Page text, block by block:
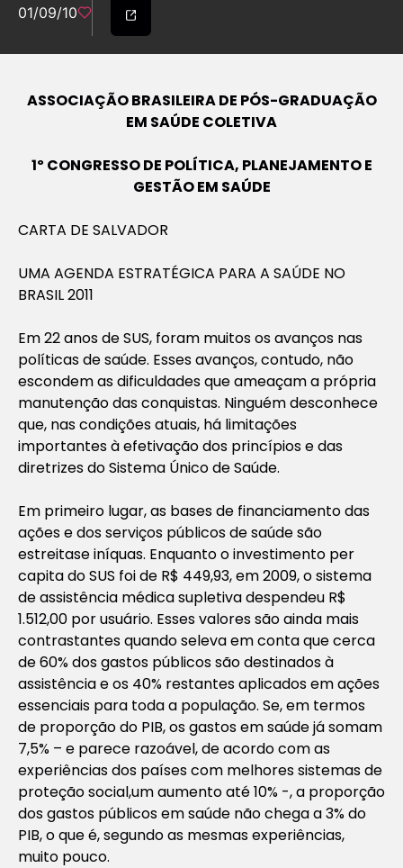
01/09/10
ASSOCIAÇÃO BRASILEIRA DE PÓS-GRADUAÇÃO
EM SAÚDE COLETIVA
1º CONGRESSO DE POLÍTICA, PLANEJAMENTO E
GESTÃO EM SAÚDE
CARTA DE SALVADOR
UMA AGENDA ESTRATÉGICA PARA A SAÚDE NO
BRASIL 2011
Em 22 anos de SUS, foram muitos os avanços nas
políticas de saúde. Esses avanços, contudo, não
escondem as dificuldades que ameaçam a própria
manutenção das conquistas. Ninguém desconhece
que, nas condições atuais, há limitações
importantes à efetivação dos princípios e das
diretrizes do Sistema Único de Saúde.
Em primeiro lugar, as bases de financiamento das
ações e dos serviços públicos de saúde são
estreitase iníquas. Enquanto o investimento per
capita do SUS foi de R$ 449,93, em 2009, o sistema
de assistência médica supletiva despendeu R$
1.512,00 por usuário. Esses valores são ainda mais
contrastantes quando seleva em conta que cerca
de 60% dos gastos públicos são destinados à
assistência e os 40% restantes aplicados em ações
essenciais para toda a população. Se, em termos
de proporção do PIB, os gastos em saúde já somam
7,5% – e parece razoável, de acordo com as
experiências dos países com melhores sistemas de
proteção social,um aumento até 10% -, a proporção
dos gastos públicos em saúde não chega a 3% do
PIB, o que é, segundo as mesmas experiências,
muito pouco.